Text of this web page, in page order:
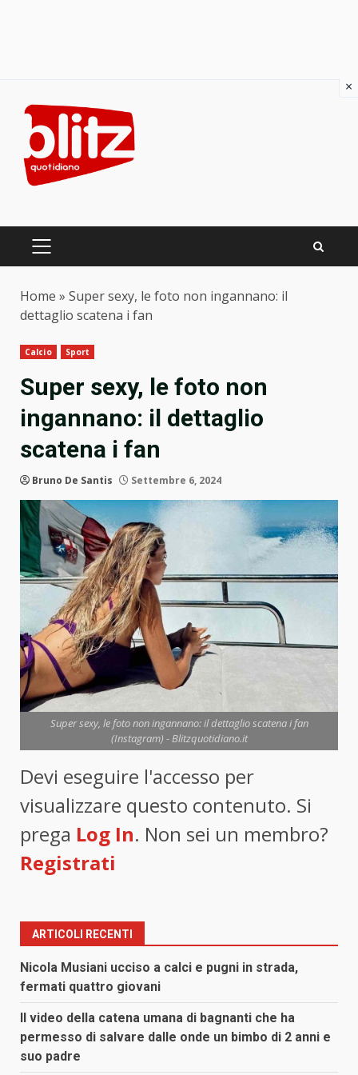
content
PRIMARY
Home » Super sexy, le foto non ingannano: il
dettaglio scatena i fan
Calcio Sport
Super sexy, le foto non
ingannano: il dettaglio
scatena i fan
Bruno De Santis Settembre 6, 2024
Super sexy, le foto non ingannano: il dettaglio scatena i fan
(Instagram) - Blitzquotidiano.it
Devi eseguire l'accesso per
visualizzare questo contenuto. Si
prega Log In. Non sei un membro?
Registrati
ARTICOLI RECENTI
Nicola Musiani ucciso a calci e pugni in strada,
fermati quattro giovani
Il video della catena umana di bagnanti che ha
permesso di salvare dalle onde un bimbo di 2 anni e
suo padre
×